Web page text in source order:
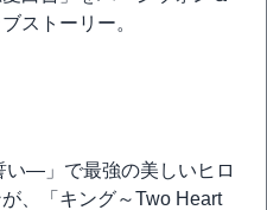
ストーリー。
い―」で最強の美しいヒロ
、「キング～Two Heart